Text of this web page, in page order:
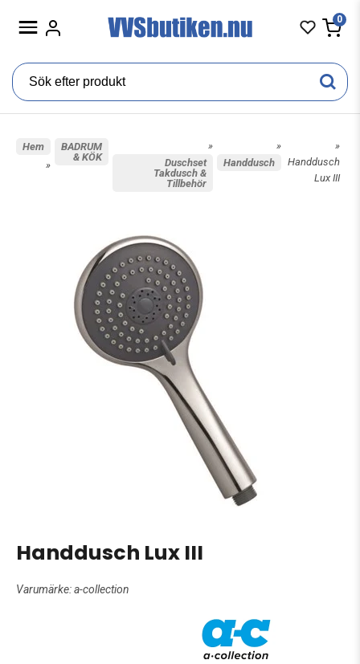
0
Hem
»
BADRUM
& KÖK
»
Duschset
Takdusch &
Tillbehör
»
Handdusch
»
Handdusch
Lux III
Handdusch Lux III
Varumärke:a-collection